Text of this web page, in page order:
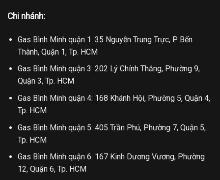
Chi nhánh:
Gas Bình Minh quận 1: 35 Nguyễn Trung Trực, P. Bến
Thành, Quận 1, Tp. HCM
Gas Bình Minh quận 3: 202 Lý Chính Thắng, Phường 9,
Quận 3, Tp. HCM
Gas Bình Minh quận 4: 168 Khánh Hội, Phường 5, Quận 4,
Tp. HCM
Gas Bình Minh quận 5: 405 Trần Phú, Phường 7, Quận 5,
Tp. HCM
Gas Bình Minh quận 6: 167 Kinh Dương Vương, Phường
12, Quận 6, Tp. HCM